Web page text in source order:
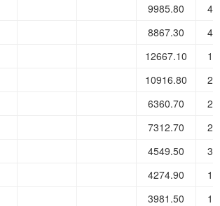
9985.80
8867.30
12667.10
10916.80
6360.70
7312.70
4549.50
4274.90
3981.50